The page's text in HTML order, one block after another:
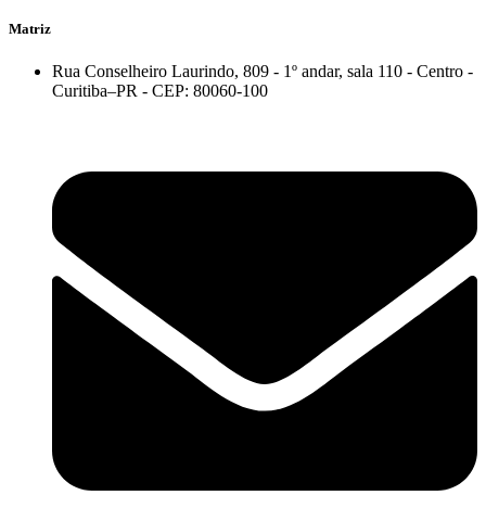
Matriz
Rua Conselheiro Laurindo, 809 - 1º andar, sala 110 - Centro -
Curitiba–PR - CEP: 80060-100